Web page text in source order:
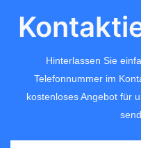
Hinterlassen Sie
Telefonnummer im
kostenloses Angebot für